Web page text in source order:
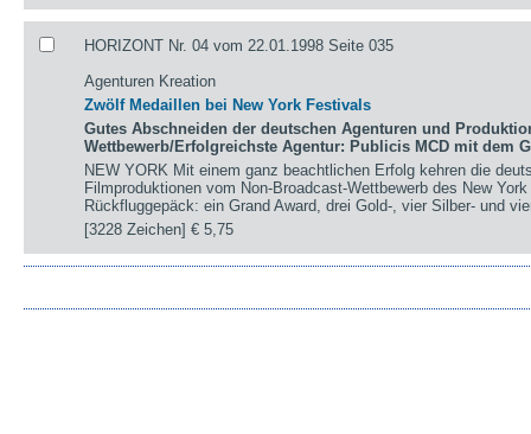
HORIZONT Nr. 04 vom 22.01.1998 Seite 035
Agenturen Kreation
Zwölf Medaillen bei New York Festivals
Gutes Abschneiden der deutschen Agenturen und
Wettbewerb/Erfolgreichste Agentur: Publicis MCD mit dem
NEW YORK Mit einem ganz beachtlichen Erfolg kehren die
Filmproduktionen vom Non-Broadcast-Wettbewerb des New
Rückfluggepäck: ein Grand Award, drei Gold-, vier Silber- und
[3228 Zeichen]€ 5,75